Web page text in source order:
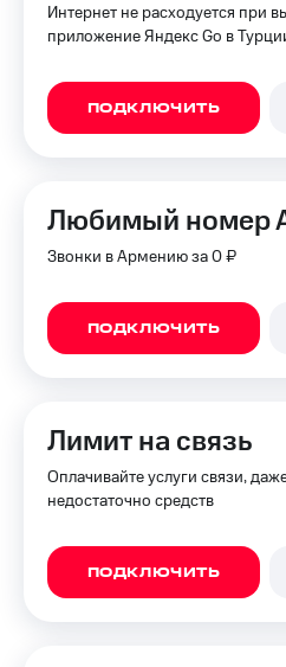
Интернет не расходуется при
приложение Яндекс Go в
ПОДКЛЮЧИТЬ
Любимый номер
Звонки в Армению за 0 ₽
ПОДКЛЮЧИТЬ
Лимит на связь
Оплачивайте услуги связи,
недостаточно средств
ПОДКЛЮЧИТЬ